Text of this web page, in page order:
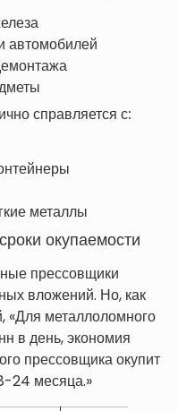
автомобилей
справляется с:
металлы
окупаемости
прессовщики
вложений. Но, как
«Для металлоломного
в день, экономия
прессовщика окупит
24 месяца.»